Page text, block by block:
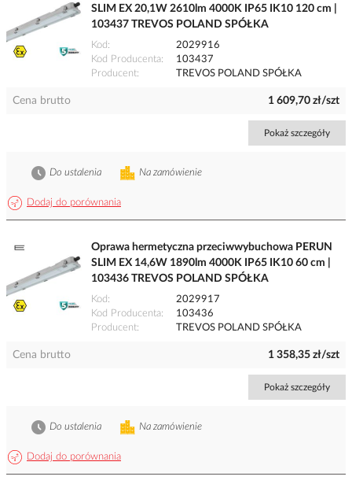
SLIM EX 20,1W 2610lm 4000K IP65 IK10 120 cm |
103437 TREVOS POLAND SPÓŁKA
Kod
2029916
Kod Producenta
103437
Producent
TREVOS POLAND SPÓŁKA
Cena brutto 1 609,70 zł/szt
Pokaż szczegóły
Dodaj do porównania
Na zamówienie
Do ustalenia
Oprawa hermetyczna przeciwwybuchowa PERUN
SLIM EX 14,6W 1890lm 4000K IP65 IK10 60 cm |
103436 TREVOS POLAND SPÓŁKA
Kod
2029917
Kod Producenta
103436
Producent
TREVOS POLAND SPÓŁKA
Cena brutto 1 358,35 zł/szt
Pokaż szczegóły
Dodaj do porównania
Na zamówienie
Do ustalenia